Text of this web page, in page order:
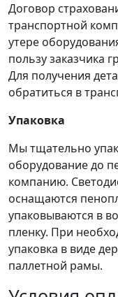
Договор
транспортной
утере
пользу заказчика
Для получения
обратиться в
Упаковка
Мы тщательно
оборудование до
компанию.
оснащаются
упаковываются в
пленку. При
упаковка в виде
паллетной рамы.